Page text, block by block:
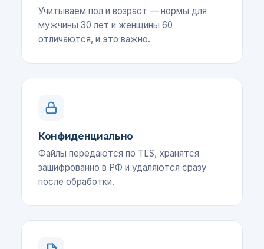
Учитываем пол и возраст — нормы для
мужчины 30 лет и женщины 60
отличаются, и это важно.
Конфиденциально
Файлы передаются по TLS, хранятся
зашифрованно в РФ и удаляются сразу
после обработки.